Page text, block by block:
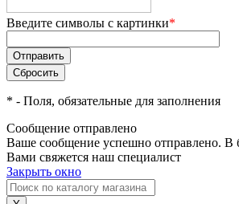
Введите символы с картинки*
* - Поля, обязательные для заполнения
Сообщение отправлено
Ваше сообщение успешно отправлено. В
Вами свяжется наш специалист
Закрыть окно